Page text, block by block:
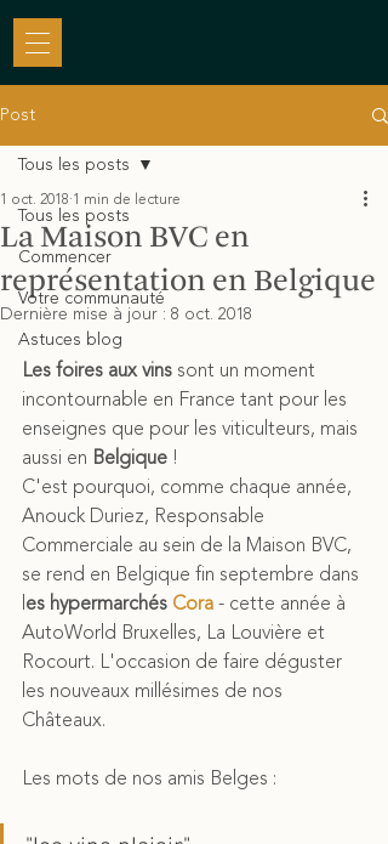
Post
Tous les posts
Commencer
Votre communauté
Astuces blog
Tous les posts
La Maison BVC en
représentation en Belgique
1 oct. 2018 1 min de lecture
Dernière mise à jour : 8 oct. 2018
Les foires aux vins sont un moment
incontournable en France tant pour les
enseignes que pour les viticulteurs, mais
aussi en Belgique !
C'est pourquoi, comme chaque année,
Anouck Duriez, Responsable
Commerciale au sein de la Maison BVC,
se rend en Belgique fin septembre dans
es hypermarchés Cora - cette année à
AutoWorld Bruxelles, La Louvière et
Rocourt. L'occasion de faire déguster
les nouveaux millésimes de nos
Châteaux.
Les mots de nos amis Belges :